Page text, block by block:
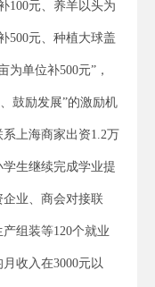
100元、养羊以头为
500元、种植大球盖
为单位补500元”，
鼓励发展”的激励机
上海商家出资1.2万
生继续完成学业提
业、商会对接联
组装等120个就业
收入在3000元以